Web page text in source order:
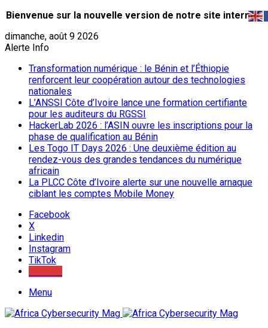
Bienvenue sur la nouvelle version de notre site internet.
dimanche, août 9 2026
Alerte Info
Transformation numérique : le Bénin et l’Éthiopie
renforcent leur coopération autour des technologies
nationales
L’ANSSI Côte d’Ivoire lance une formation certifiante
pour les auditeurs du RGSSI
HackerLab 2026 : l’ASIN ouvre les inscriptions pour la
phase de qualification au Bénin
Les Togo IT Days 2026 : Une deuxième édition au
rendez-vous des grandes tendances du numérique
africain
La PLCC Côte d’Ivoire alerte sur une nouvelle arnaque
ciblant les comptes Mobile Money
Facebook
X
Linkedin
Instagram
TikTok
Menu